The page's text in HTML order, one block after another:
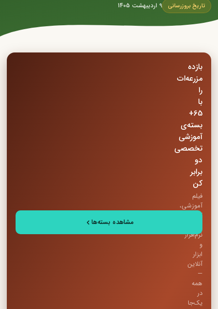
تاریخ بروزرسانی 9 اردیبهشت 1405
بازده
مزرعه‌ات
را
با
65+
بسته‌ی
آموزشی
تخصصی
دو
برابر
کن
فیلم
آموزشی،
کتاب
نرم‌افزار
و
ابزار
آنلاین
—
همه
در
یک‌جا
مشاهده بسته‌ها